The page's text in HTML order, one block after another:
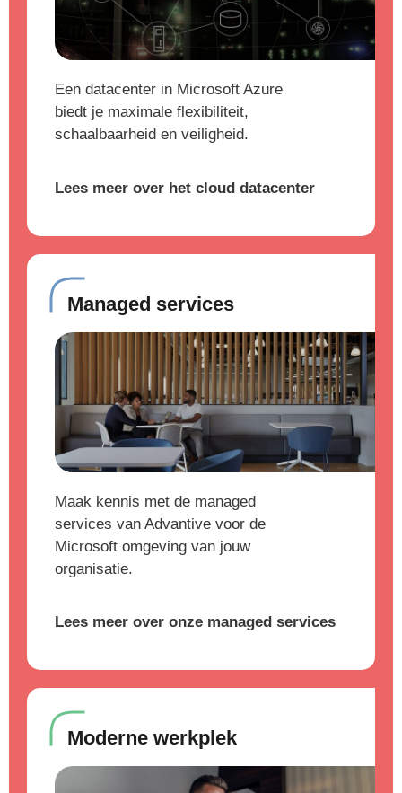
Een datacenter in Microsoft Azure
biedt je maximale flexibiliteit,
schaalbaarheid en veiligheid.
Lees meer over het cloud datacenter
Managed services
Maak kennis met de managed
services van Advantive voor de
Microsoft omgeving van jouw
organisatie.
Lees meer over onze managed services
Moderne werkplek